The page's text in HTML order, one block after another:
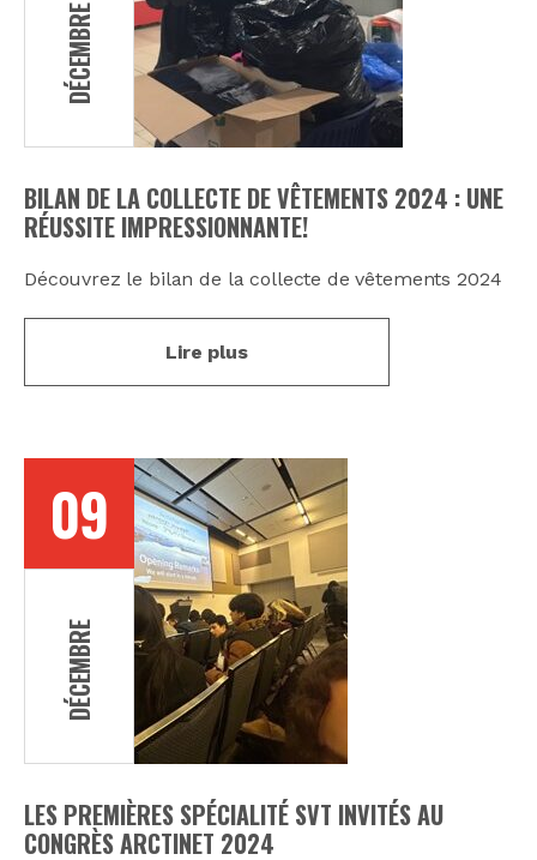
DÉCEMBRE
BILAN DE LA COLLECTE DE VÊTEMENTS 2024 : UNE
RÉUSSITE IMPRESSIONNANTE!
Découvrez le bilan de la collecte de vêtements 2024
Lire plus
09
DÉCEMBRE
LES PREMIÈRES SPÉCIALITÉ SVT INVITÉS AU
CONGRÈS ARCTINET 2024